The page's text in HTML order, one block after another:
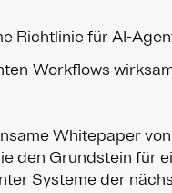
Richtlinie für AI-
Workflows
Whitepaper
den Grundstein für
Systeme der